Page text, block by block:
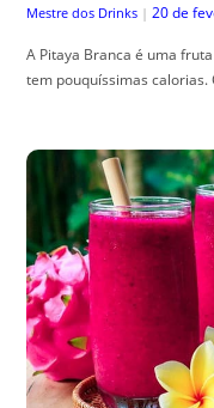
Mestre dos Drinks | 20 de
A Pitaya Branca é uma
tem pouquíssimas calorias.